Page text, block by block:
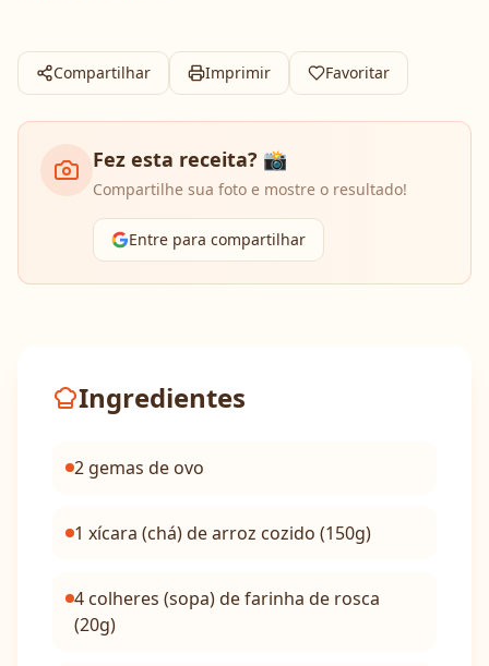
Compartilhar Imprimir Favoritar
Fez esta receita? 📸
Compartilhe sua foto e mostre o resultado!
Entre para compartilhar
Ingredientes
2 gemas de ovo
1 xícara (chá) de arroz cozido (150g)
4 colheres (sopa) de farinha de rosca
(20g)